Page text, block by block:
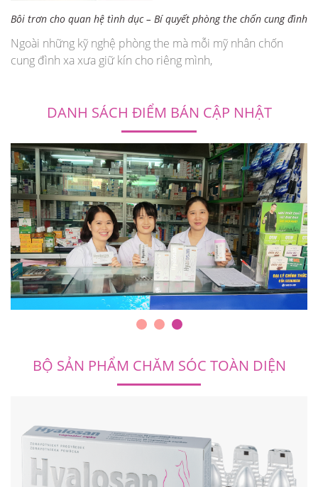
Bôi trơn cho quan hệ tình dục – Bí quyết phòng the chốn cung đình
Ngoài những kỹ nghệ phòng the mà mỗi mỹ nhân chốn
cung đình xa xưa giữ kín cho riêng mình,
DANH SÁCH ĐIỂM BÁN CẬP NHẬT
BỘ SẢN PHẨM CHĂM SÓC TOÀN DIỆN